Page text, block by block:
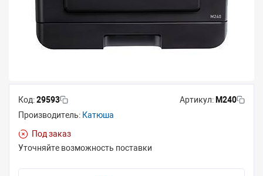
Код:29593 Артикул: M240
Производитель: Катюша
Под заказ
Уточняйте возможность поставки